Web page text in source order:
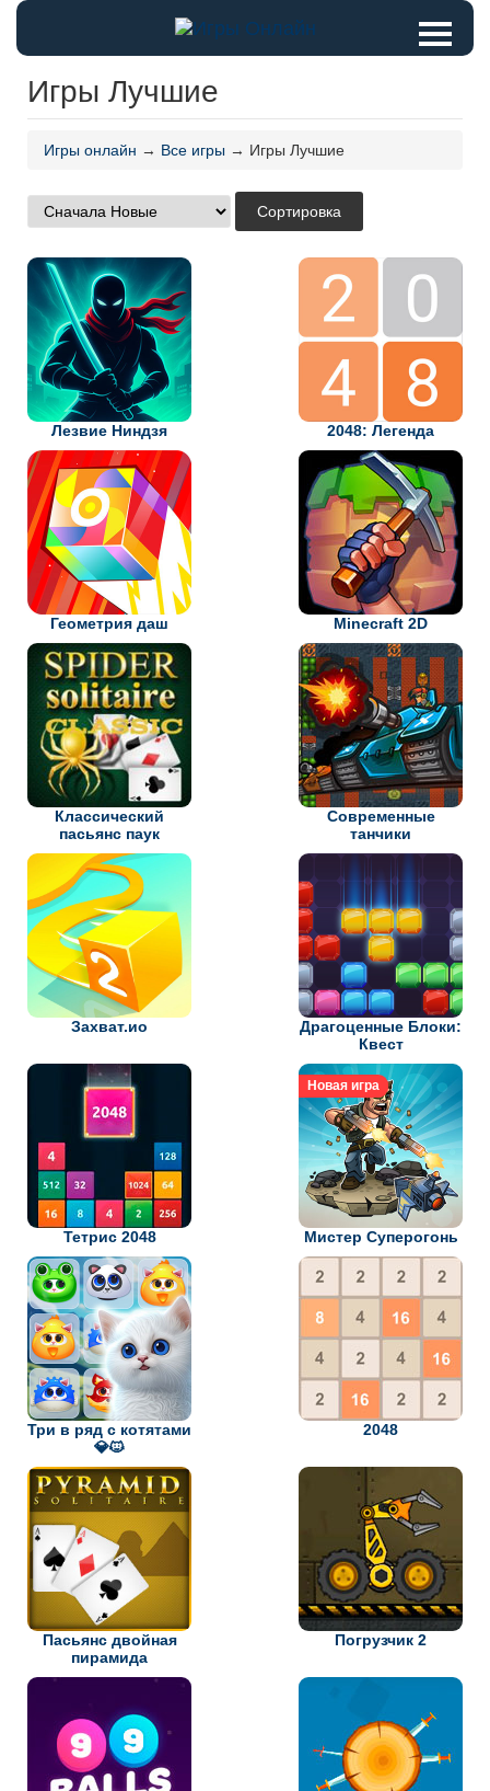
Игры Лучшие
Игры онлайн → Все игры → Игры Лучшие
Лезвие Ниндзя 2048: Легенда
Геометрия даш Minecraft 2D
Классический
пасьянс паук
Современные
танчики
Захват.ио
Драгоценные Блоки:
Квест
Тетрис 2048
Новая игра
Мистер Суперогонь
Три в ряд с котятами
💎🐱
2048
Пасьянс двойная
пирамида
Погрузчик 2